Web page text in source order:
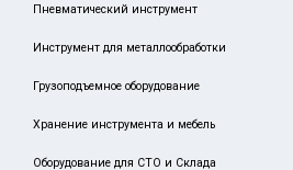
Пневматический инструмент
Инструмент для металлообработки
Грузоподъемное оборудование
Хранение инструмента и мебель
Оборудование для СТО и Склада